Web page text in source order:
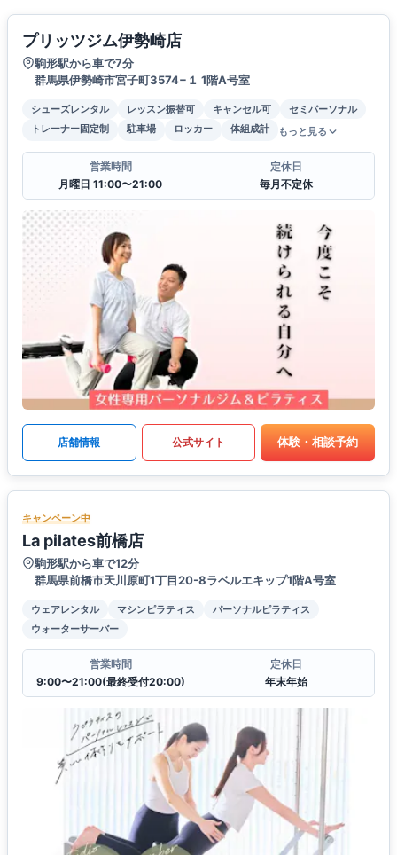
プリッツジム伊勢崎店
駒形駅から車で7分
群馬県伊勢崎市宮子町3574−１ 1階A号室
シューズレンタル レッスン振替可 キャンセル可
セミパーソナル
トレーナー固定制
駐車場 ロッカー 体組成計 もっと見る
営業時間
月曜日 11:00〜21:00
定休日
毎月不定休
店舗情報 公式サイト 体験・相談予約
キャンペーン中
La pilates前橋店
駒形駅から車で12分
群馬県前橋市天川原町1丁目20-8ラベルエキップ1階A号室
ウェアレンタル マシンピラティス
パーソナルピラティス
ウォーターサーバー
営業時間
9:00〜21:00(最終受付20:00)
定休日
年末年始